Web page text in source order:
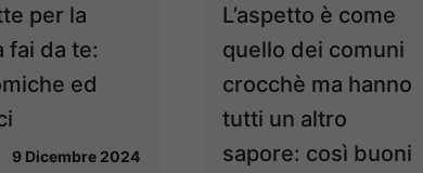
per la
fai da te:
ed
9 Dicembre 2024
L’aspetto è come
quello dei comuni
crocchè ma hanno
tutti un altro
sapore: così buoni